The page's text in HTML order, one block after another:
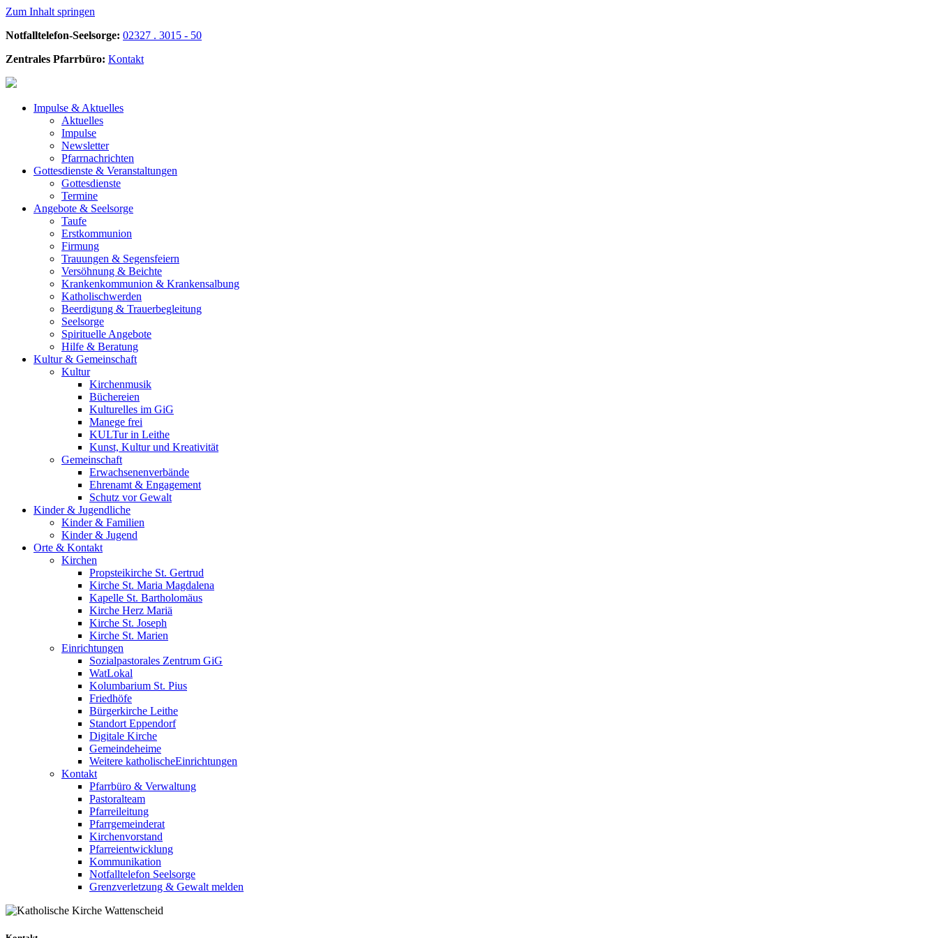
Zum Inhalt springen
Notfalltelefon-Seelsorge: 02327 . 3015 - 50
Zentrales Pfarrbüro: Kontakt
Impulse & Aktuelles
Aktuelles
Impulse
Newsletter
Pfarrnachrichten
Gottesdienste & Veranstaltungen
Gottesdienste
Termine
Angebote & Seelsorge
Taufe
Erstkommunion
Firmung
Trauungen & Segensfeiern
Versöhnung & Beichte
Krankenkommunion & Krankensalbung
Katholischwerden
Beerdigung & Trauerbegleitung
Seelsorge
Spirituelle Angebote
Hilfe & Beratung
Kultur & Gemeinschaft
Kultur
Kirchenmusik
Büchereien
Kulturelles im GiG
Manege frei
KULTur in Leithe
Kunst, Kultur und Kreativität
Gemeinschaft
Erwachsenenverbände
Ehrenamt & Engagement
Schutz vor Gewalt
Kinder & Jugendliche
Kinder & Familien
Kinder & Jugend
Orte & Kontakt
Kirchen
Propsteikirche St. Gertrud
Kirche St. Maria Magdalena
Kapelle St. Bartholomäus
Kirche Herz Mariä
Kirche St. Joseph
Kirche St. Marien
Einrichtungen
Sozialpastorales Zentrum GiG
WatLokal
Kolumbarium St. Pius
Friedhöfe
Bürgerkirche Leithe
Standort Eppendorf
Digitale Kirche
Gemeindeheime
Weitere katholische­­Einrichtungen
Kontakt
Pfarrbüro & Verwaltung
Pastoralteam
Pfarreileitung
Pfarrgemeinderat
Kirchenvorstand
Pfarreientwicklung
Kommunikation
Notfalltelefon Seelsorge
Grenzverletzung & Gewalt melden